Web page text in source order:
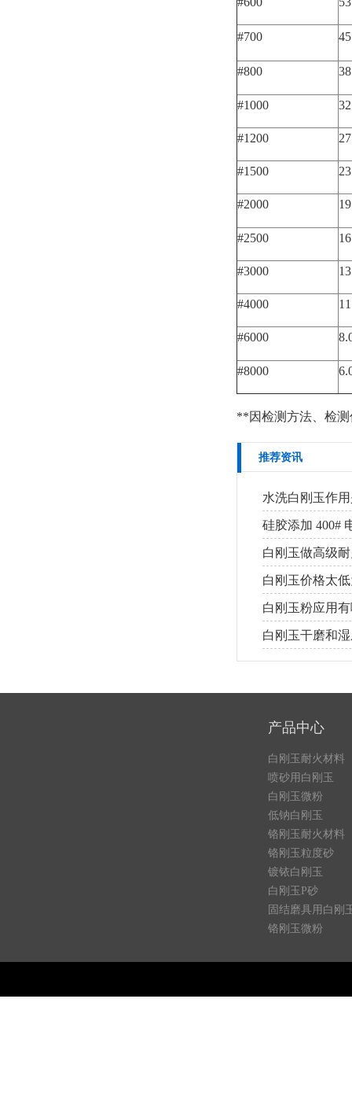
#700
#800
#1000
#1200
#1500
#2000
#2500
#3000
#4000
#6000
#8000
**因检测方法、检
推荐资讯
水洗白刚玉作
硅胶添加 400#
白刚玉做高级
白刚玉价格太
白刚玉粉应用
白刚玉干磨和
产品中心
白刚玉耐火材料
喷砂用白刚玉
白刚玉微粉
低钠白刚玉
铬刚玉耐火材料
铬刚玉粒度砂
镀铱白刚玉
白刚玉P砂
固结磨具用白刚
铬刚玉微粉